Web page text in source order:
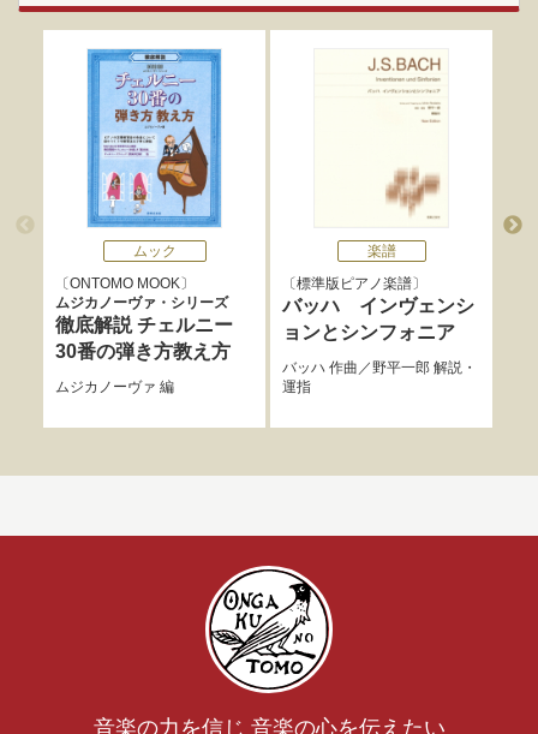
ムック
ONTOMO MOOK
ムジカノーヴァ・シリーズ
徹底解説 チェルニー
30番の弾き方教え方
ムジカノーヴァ 編
楽譜
標準版ピアノ楽譜
バッハ インヴェンシ
ョンとシンフォニア
バッハ作曲／野平一郎解説・
運指
音楽の力を信じ 音楽の心を伝えたい